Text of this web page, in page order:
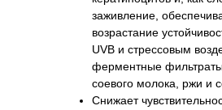
заживление,
возрастание
UVB и стрессовым
ферментные
соевого молока, ржи и
Снижает